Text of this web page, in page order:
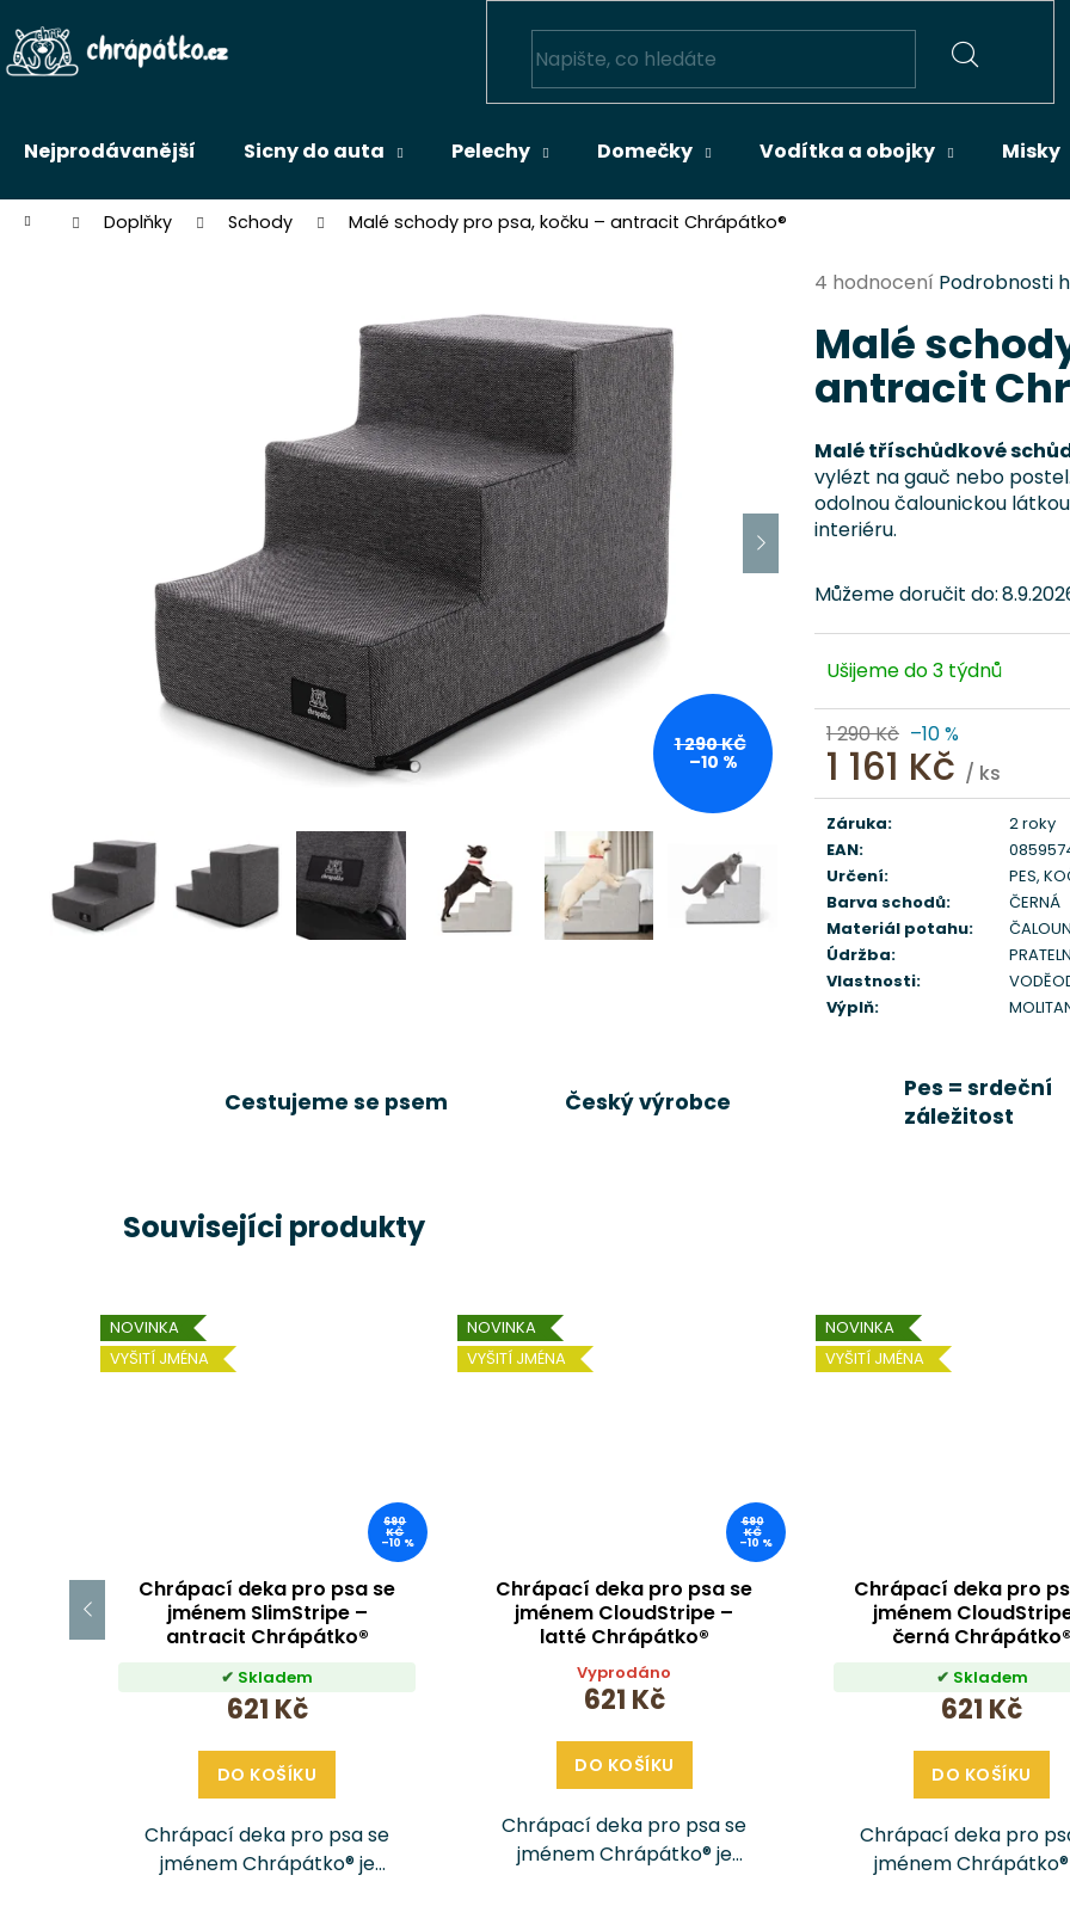
na
obsah
HLEDAT
Nejprodávanější Sicny do auta Pelechy Domečky Vodítka a obojky Misky
Domů Doplňky Schody Malé schody pro psa, kočku – antracit Chrápátko®
Průměrné
produktu
je
4,3
5
hvězdiček.
4 hodnocení Podrobnosti
Malé
antracit
Malé tříschůdkové
vylézt na gauč nebo
odolnou čalounickou látkou
interiéru.
Můžeme doručit do:
Ušijeme do 3 týdnů
1 290 Kč –10 %
1 161 Kč / ks
Měrná
cena:
Záruka:
2 roky
EAN:
Určení:
PES,
Barva schodů:
ČERNÁ
Materiál potahu:
Údržba:
Vlastnosti:
Výplň:
1 290 KČ
–10 %
Cestujeme se psem Český výrobce
Pes = srdeční
záležitost
Souvisejíci produkty
NOVINKA
VYŠITÍ JMÉNA
690
KČ
–10 %
Chrápací deka pro psa se
jménem SlimStripe –
antracit Chrápátko®
Skladem
621 Kč
DO KOŠÍKU
Chrápací deka pro psa se
jménem Chrápátko® je
NOVINKA
VYŠITÍ JMÉNA
690
KČ
–10 %
Chrápací deka pro psa se
jménem CloudStripe –
latté Chrápátko®
Vyprodáno
621 Kč
DO KOŠÍKU
Chrápací deka pro psa se
jménem Chrápátko® je
NOVINKA
VYŠITÍ JMÉNA
Chrápací deka pro
jménem
černá Chrápátko®
Skladem
621 Kč
DO KOŠÍKU
Chrápací deka pro
jménem
o
š
Zpět